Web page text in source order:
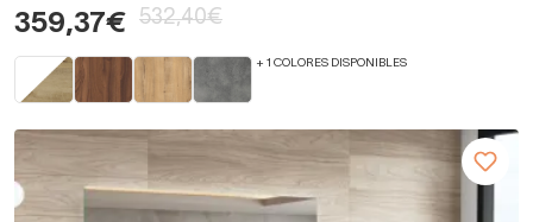
359,37€ 532,40€
+ 1 COLORES DISPONIBLES